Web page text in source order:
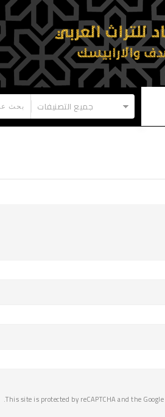
جميع التصنيفات
This site is protected by reCAPTCHA and the Google